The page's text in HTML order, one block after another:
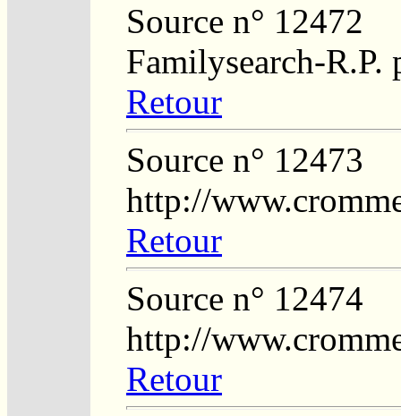
Source n° 12472
Familysearch-R.P.
Retour
Source n° 12473
http://
Retour
Source n° 12474
http://
Retour